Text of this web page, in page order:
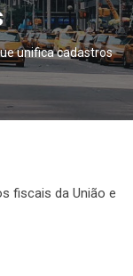
unifica cadastros